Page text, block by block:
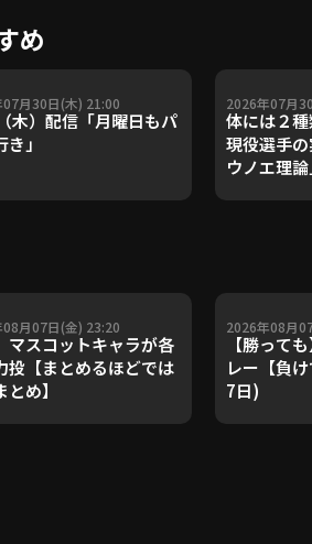
め
月30日(木) 21:00
木）配信「月曜日もパ
」
2026年07月
体には２
現役選手
ウノエ理
月07日(金) 23:20
マスコットキャラが各
投【まとめるほどでは
め】
2026年08月
【勝って
レー【負
7日)